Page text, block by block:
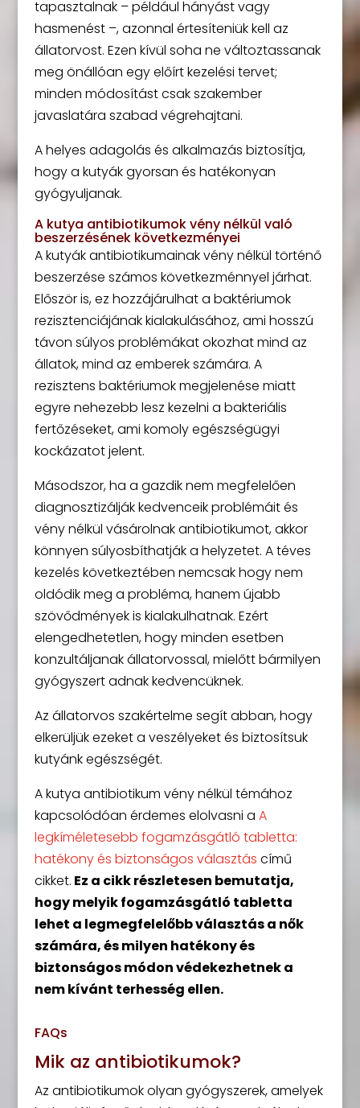
tapasztalnak – például hányást vagy
hasmenést –, azonnal értesíteniük kell az
állatorvost. Ezen kívül soha ne változtassanak
meg önállóan egy előírt kezelési tervet;
minden módosítást csak szakember
javaslatára szabad végrehajtani.
A helyes adagolás és alkalmazás biztosítja,
hogy a kutyák gyorsan és hatékonyan
gyógyuljanak.
A kutya antibiotikumok vény nélkül való
beszerzésének következményei
A kutyák antibiotikumainak vény nélkül történő
beszerzése számos következménnyel járhat.
Először is, ez hozzájárulhat a baktériumok
rezisztenciájának kialakulásához, ami hosszú
távon súlyos problémákat okozhat mind az
állatok, mind az emberek számára. A
rezisztens baktériumok megjelenése miatt
egyre nehezebb lesz kezelni a bakteriális
fertőzéseket, ami komoly egészségügyi
kockázatot jelent.
Másodszor, ha a gazdik nem megfelelően
diagnosztizálják kedvenceik problémáit és
vény nélkül vásárolnak antibiotikumot, akkor
könnyen súlyosbíthatják a helyzetet. A téves
kezelés következtében nemcsak hogy nem
oldódik meg a probléma, hanem újabb
szövődmények is kialakulhatnak. Ezért
elengedhetetlen, hogy minden esetben
konzultáljanak állatorvossal, mielőtt bármilyen
gyógyszert adnak kedvencüknek.
Az állatorvos szakértelme segít abban, hogy
elkerüljük ezeket a veszélyeket és biztosítsuk
kutyánk egészségét.
A kutya antibiotikum vény nélkül témához
kapcsolódóan érdemes elolvasni a A
legkíméletesebb fogamzásgátló tabletta:
hatékony és biztonságos választás című
cikket. Ez a cikk részletesen bemutatja,
hogy melyik fogamzásgátló tabletta
lehet a legmegfelelőbb választás a nők
számára, és milyen hatékony és
biztonságos módon védekezhetnek a
nem kívánt terhesség ellen.
FAQs
Mik az antibiotikumok?
Az antibiotikumok olyan gyógyszerek, amelyek